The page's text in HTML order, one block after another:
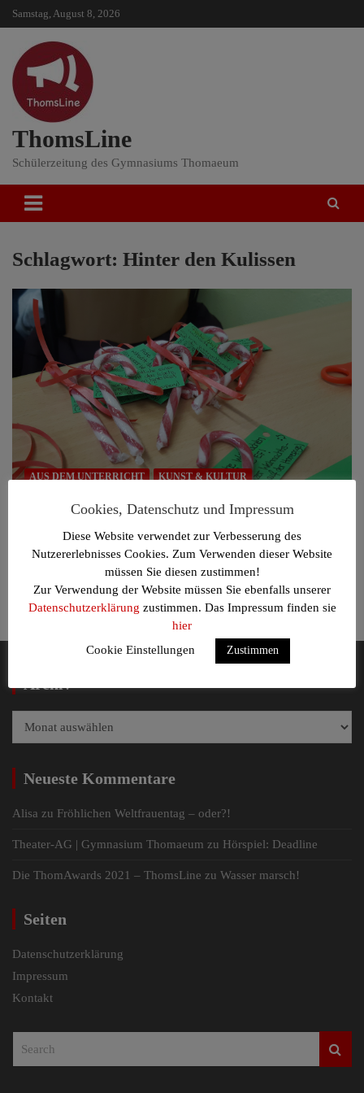
SkipSamstag, August 8, 2026
ThomsLine
Schülerzeitung des Gymnasiums Thomaeum
Schlagwort: Hinter den Kulissen
AUS DEM UNTERRICHT KUNST & KULTUR
Hinter den Kulissen: Das Weihnachtsvideo des
EF-Relikurses
Januar 11, 2021 Silja Kristina Meyer
Der Religionskurs der EF hat sich mit Hilfe der Lehrerinnen
Frau Kleinen und Frau Timpe ein…
Archiv
Neueste Kommentare
Alisa zu Fröhlichen Weltfrauentag – oder?!
Theater-AG | Gymnasium Thomaeum zu Hörspiel: Deadline
Die ThomAwards 2021 – ThomsLine zu Wasser marsch!
Seiten
Datenschutzerklärung
Impressum
Kontakt
Cookies, Datenschutz und Impressum
Diese Website verwendet zur Verbesserung des
Nutzererlebnisses Cookies. Zum Verwenden dieser Website
müssen Sie diesen zustimmen!
Zur Verwendung der Website müssen Sie ebenfalls unserer
Datenschutzerklärung zustimmen. Das Impressum finden sie
hier
Cookie Einstellungen
Zustimmen